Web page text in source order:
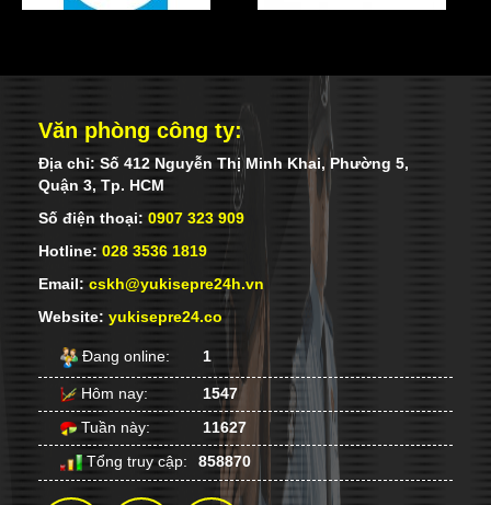
PHÚ QUỐC ĐIỂM ĐẾN MANG TÊN
YUKI SEPRE 24
Với lợi thế và sự phát triển vượt bậc của
Văn phòng công ty:
Địa chỉ: Số 412 Nguyễn Thị Minh Khai, Phường 5,
Quận 3, Tp. HCM
Số điện thoại: 0907 323 909
Hotline: 028 3536 1819
Email: cskh@yukisepre24h.vn
Website: yukisepre24.co
Đang online: 1
Hôm nay:
1547
Tuần này:
11627
Tổng truy cập:
858870